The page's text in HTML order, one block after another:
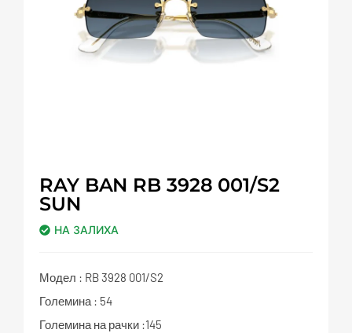
RAY BAN RB 3928 001/S2
SUN
НА ЗАЛИХА
Модел : RB 3928 001/S2
Големина : 54
Големина на рачки :145